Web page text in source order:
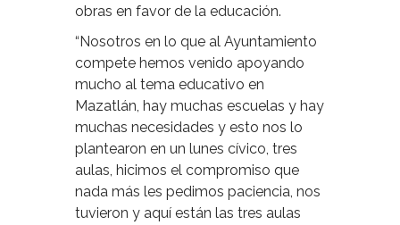
obras en favor de la educación.
“Nosotros en lo que al Ayuntamiento
compete hemos venido apoyando
mucho al tema educativo en
Mazatlán, hay muchas escuelas y hay
muchas necesidades y esto nos lo
plantearon en un lunes cívico, tres
aulas, hicimos el compromiso que
nada más les pedimos paciencia, nos
tuvieron y aquí están las tres aulas